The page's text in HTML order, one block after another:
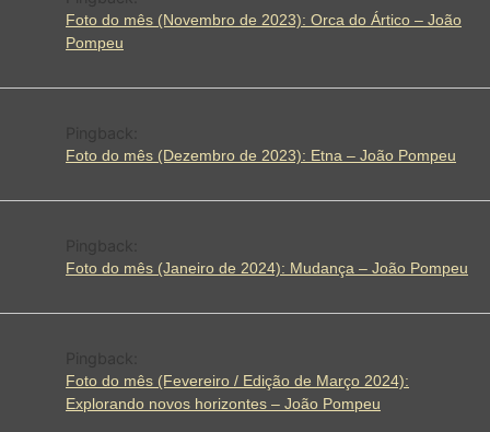
Foto do mês (Novembro de 2023): Orca do Ártico – João
Pompeu
Foto do mês (Dezembro de 2023): Etna – João Pompeu
Foto do mês (Janeiro de 2024): Mudança – João Pompeu
Foto do mês (Fevereiro / Edição de Março 2024):
Explorando novos horizontes – João Pompeu